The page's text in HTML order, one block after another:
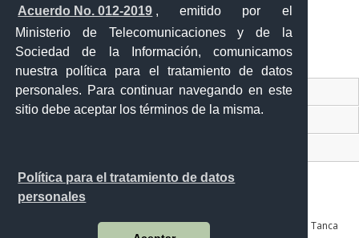
Acuerdo No. 012-2019 , emitido por el
Ministerio de Telecomunicaciones y de la
Sociedad de la Información, comunicamos
nuestra política para el tratamiento de datos
personales. Para continuar navegando en este
sitio debe aceptar los términos de la misma.
Política para el tratamiento de datos
personales
Contacto Ciudadano Digital
Av. Julián Coronel 905 entre Esmeraldas y José Mascote Av. Juan Tanca